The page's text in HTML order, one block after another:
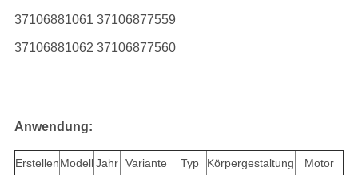
37106881061 37106877559
37106881062 37106877560
Anwendung:
ErstellenModellJahr Variante Typ Körpergestaltung Motor